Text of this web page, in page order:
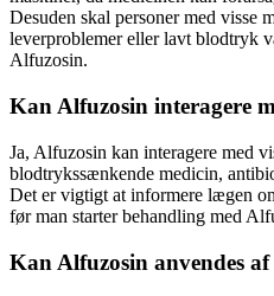
Desuden skal personer med visse
leverproblemer eller lavt blodtryk
Alfuzosin.
Kan Alfuzosin interagere
Ja, Alfuzosin kan interagere med
blodtrykssænkende medicin,
Det er vigtigt at informere lægen
før man starter behandling med
Kan Alfuzosin anvendes af